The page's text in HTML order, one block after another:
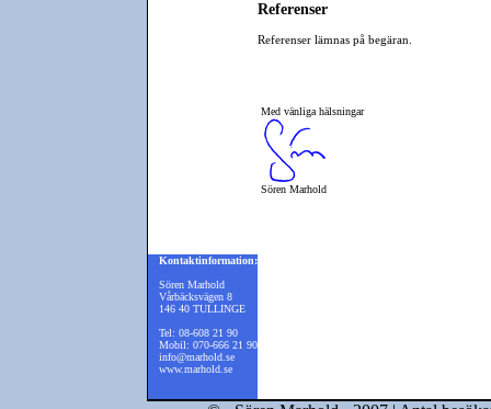
Referenser
Referenser lämnas på begäran.
Med vänliga hälsningar
Sören Marhold
Kontaktinformation:
Sören Marhold
Vårbäcksvägen 8
146 40 TULLINGE
Tel: 08-608 21 90
Mobil: 070-666 21 90
info@marhold.se
www.marhold.se